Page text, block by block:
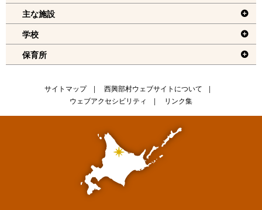
ニ
ュ
主な施設
学校
保育所
サイトマップ
西興部村ウェブサイトについて
ウェブアクセシビリティ
リンク集